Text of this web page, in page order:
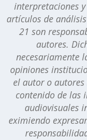
interpretaciones
artículos de
21 son
autores.
necesariamente
opiniones
el autor o autores
contenido de las
audiovisuales
eximiendo